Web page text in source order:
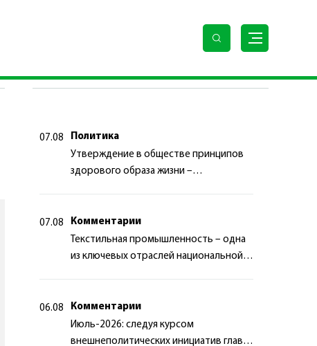
07.08
Политика
Утверждение в обществе принципов
здорового образа жизни –
07.08
Комментарии
Текстильная промышленность – одна
из ключевых отраслей национальной
06.08
Комментарии
Июль-2026: следуя курсом
внешнеполитических инициатив главы